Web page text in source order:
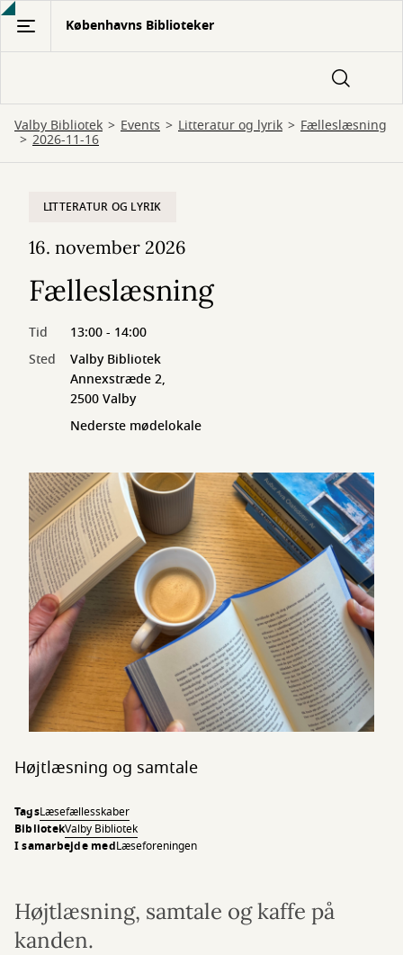
Gå
hovedindhold
Københavns Biblioteker
Valby Bibliotek Events Litteratur og lyrik Fælleslæsning
2026-11-16
LITTERATUR OG LYRIK
16. november 2026
Fælleslæsning
Tid
13:00 - 14:00
Sted
Valby Bibliotek
Annexstræde 2,
2500 Valby
Nederste mødelokale
Højtlæsning og samtale
TagsLæsefællesskaber
BibliotekValby Bibliotek
I samarbejde medLæseforeningen
Højtlæsning, samtale og kaffe på
kanden.